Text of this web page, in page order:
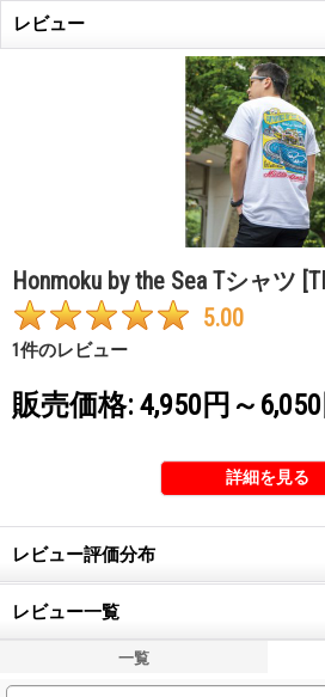
レビュー
Honmoku by the Sea Tシャツ
5.00
1件のレビュー
販売価格: 4,950円～
レビュー評価分布
レビュー一覧
一覧